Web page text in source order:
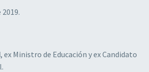
, ex Ministro de Educación y ex Candidato